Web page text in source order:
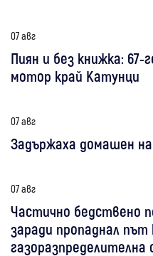
07 авг
Пиян и без книжка:
мотор край Катунци
07 авг
Задържаха домашен
07 авг
Частично бедствено
заради пропаднал път
газоразпределителна